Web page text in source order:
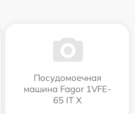
Посудомоечная
машина Fagor 1VFE-
65 IT X